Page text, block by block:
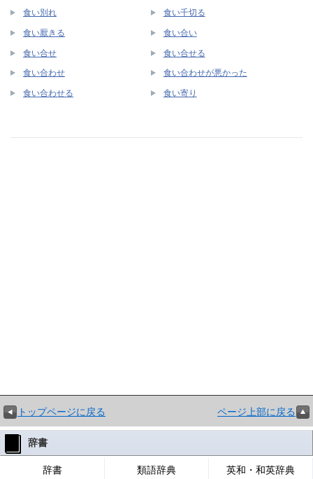
食い別れ 食い千切る
食い厭きる 食い合い
食い合せ 食い合せる
食い合わせ 食い合わせが悪かった
食い合わせる 食い寄り
トップページに戻る ページ上部に戻る
辞書
辞書 類語辞典 英和・和英辞典